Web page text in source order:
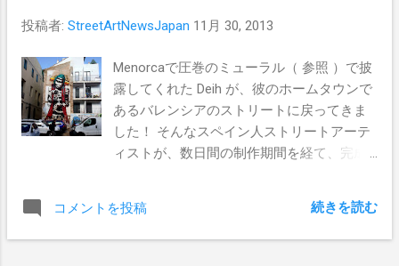
投稿者: StreetArtNewsJapan 11月 30, 2013
Menorcaで圧巻のミューラル（ 参照 ）で披
露してくれた Deih が、彼のホームタウンで
あるバレンシアのストリートに戻ってきま
した！ そんなスペイン人ストリートアーテ
ィストが、数日間の制作期間を経て、完成
は、バレンシアのPlaza Tavernes De
Valldignaの通りでご覧いただけます。 Pics
コメントを投稿 続きを読む